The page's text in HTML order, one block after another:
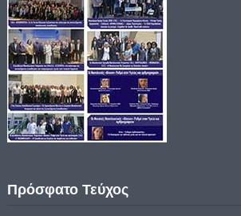
Πρόσφατο Τεύχος